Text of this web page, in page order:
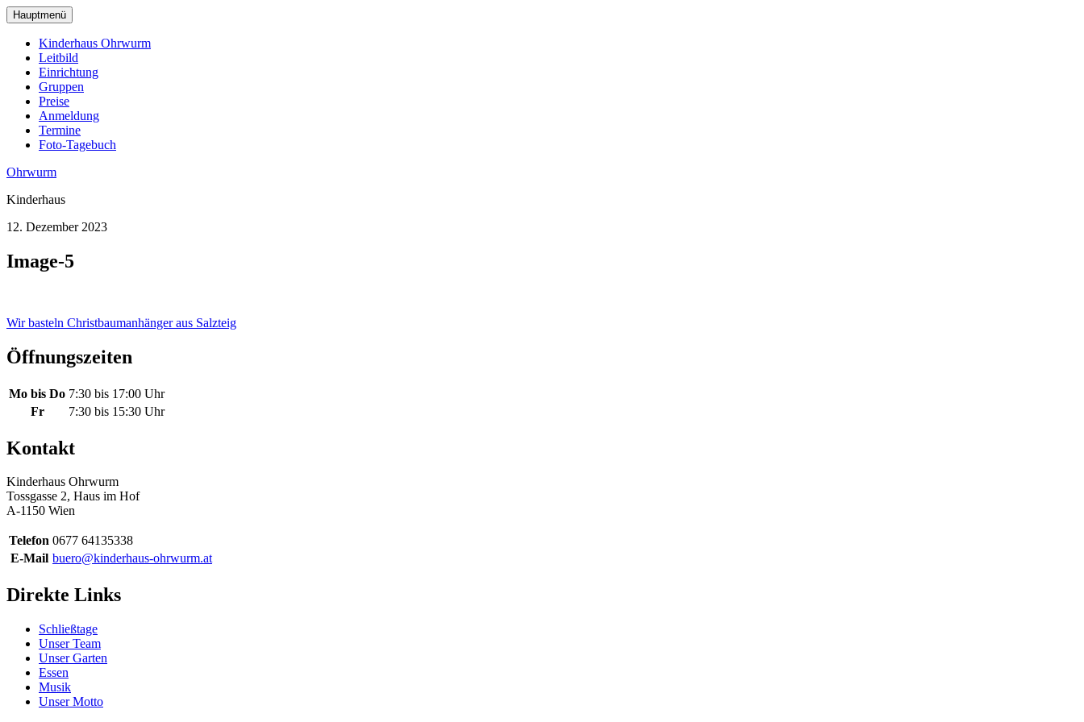
zum
Hauptinhalt
wechseln
Hauptmenü
Kinderhaus Ohrwurm
Leitbild
Einrichtung
Gruppen
Preise
Anmeldung
Termine
Foto-Tagebuch
Ohrwurm
Kinderhaus
12. Dezember 2023
Image-5
Beitragsnavigation
Wir basteln Christbaumanhänger aus Salzteig
Öffnungszeiten
Mo bis Do 7:30 bis 17:00 Uhr
Fr
7:30 bis 15:30 Uhr
Kontakt
Kinderhaus Ohrwurm
Tossgasse 2, Haus im Hof
A-1150 Wien
Telefon 0677 64135338
E-Mail buero@kinderhaus-ohrwurm.at
Direkte Links
Schließtage
Unser Team
Unser Garten
Essen
Musik
Unser Motto